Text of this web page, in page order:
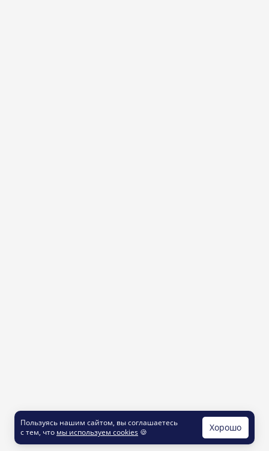
Пользуясь нашим сайтом, вы соглашаетесь
с тем, что мы используем cookies 🍪 Хорошо